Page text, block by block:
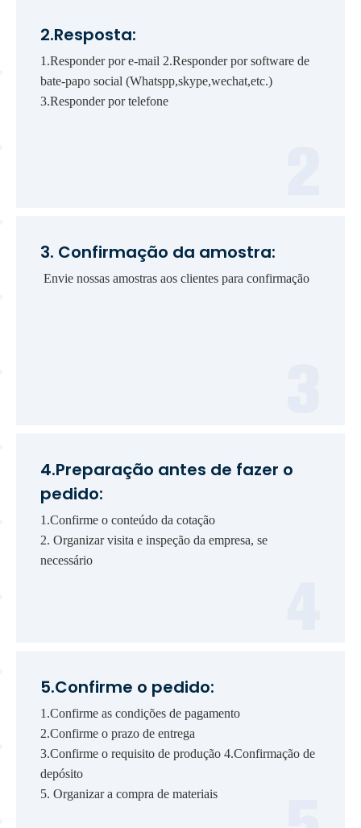
2.Resposta:
1.Responder por e-mail 2.Responder por software de
bate-papo social (Whatspp,skype,wechat,etc.)
3.Responder por telefone
3. Confirmação da amostra:
Envie nossas amostras aos clientes para confirmação
4.Preparação antes de fazer o
pedido:
1.Confirme o conteúdo da cotação
2. Organizar visita e inspeção da empresa, se
necessário
5.Confirme o pedido:
1.Confirme as condições de pagamento
2.Confirme o prazo de entrega
3.Confirme o requisito de produção 4.Confirmação de
depósito
5. Organizar a compra de materiais